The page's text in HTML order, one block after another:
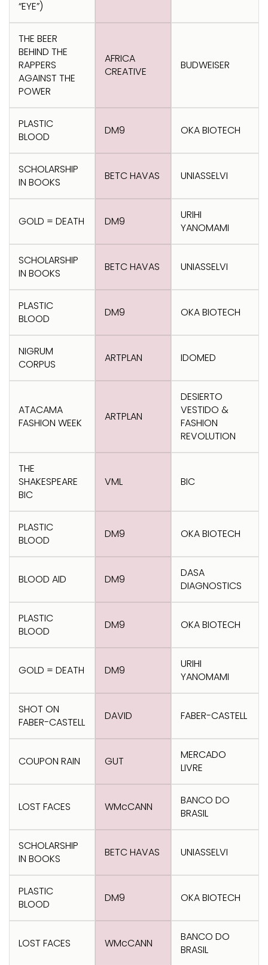
Transformation
Creative
Commerce
Creative Data
Creative
Effectiveness
Strategy
Entertainment
Entertainment
for Sport
Media
Creative Brand
Creative
Business
Transformation
Creative
Commerce
Entertainment
for Gaming
for Sport
Innovation
Titanium
“EYE”)
THE BEER
BEHIND THE
RAPPERS
AGAINST THE
POWER
AFRICA
CREATIVE
BUDWEISER
PLASTIC
BLOOD
DM9 OKA BIOTECH
SCHOLARSHIP
IN BOOKS
BETC HAVAS UNIASSELVI
GOLD = DEATH DM9
URIHI
YANOMAMI
SCHOLARSHIP
IN BOOKS
BETC HAVAS UNIASSELVI
PLASTIC
BLOOD
DM9 OKA BIOTECH
NIGRUM
CORPUS
ARTPLAN IDOMED
ATACAMA
FASHION WEEK
ARTPLAN
DESIERTO
VESTIDO &
FASHION
REVOLUTION
THE
SHAKESPEARE
BIC
VML BIC
PLASTIC
BLOOD
DM9 OKA BIOTECH
BLOOD AID DM9
DASA
DIAGNOSTICS
PLASTIC
BLOOD
DM9 OKA BIOTECH
GOLD = DEATH DM9
URIHI
YANOMAMI
SHOT ON
FABER-CASTELL
DAVID FABER-CASTELL
COUPON RAIN GUT
MERCADO
LIVRE
LOST FACES WMcCANN
BANCO DO
BRASIL
SCHOLARSHIP
IN BOOKS
BETC HAVAS UNIASSELVI
PLASTIC
BLOOD
DM9 OKA BIOTECH
LOST FACES WMcCANN
BANCO DO
BRASIL